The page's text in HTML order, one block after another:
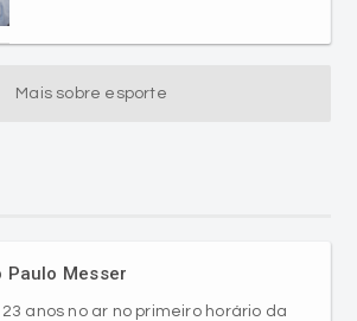
Mais sobre esporte
Paulo Messer
23 anos no ar no primeiro horário da